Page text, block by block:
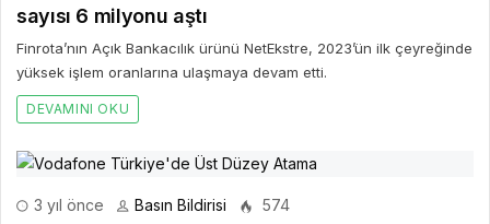
sayısı 6 milyonu aştı
Finrota’nın Açık Bankacılık ürünü NetEkstre, 2023’ün ilk çeyreğinde
yüksek işlem oranlarına ulaşmaya devam etti.
DEVAMINI OKU
3 yıl önce Basın Bildirisi 574